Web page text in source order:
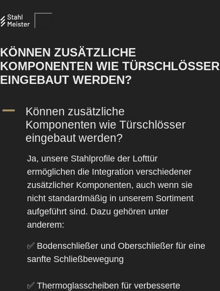
KÖNNEN ZUSÄTZLICHE
KOMPONENTEN WIE TÜRSCHLÖSSER
EINGEBAUT WERDEN?
A
Können zusätzliche
Komponenten wie Türschlösser
eingebaut werden?
Ja, unsere Stahlprofile der Lofttür
ermöglichen die Integration verschiedener
zusätzlicher Komponenten, auch wenn sie
nicht standardmäßig in unserem Sortiment
aufgeführt sind. Dazu gehören unter
anderem:
✅ Bodenschließer und Oberschließer für eine
sanfte Schließbewegung
✅ Thermoglasscheiben für verbesserte